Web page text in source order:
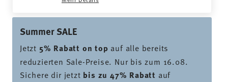
Summer SALE
Jetzt 5% Rabatt on top auf alle bereits
reduzierten Sale-Preise. Nur bis zum 16.08.
Sichere dir jetzt bis zu 47% Rabatt auf